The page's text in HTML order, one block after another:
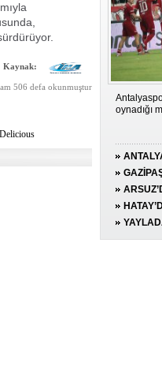
Kaynak:
506 defa okunmuştur
Delicious
oynadığı